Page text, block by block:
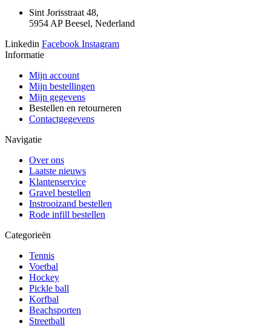
Sint Jorisstraat 48,
5954 AP Beesel, Nederland
Linkedin Facebook Instagram
Informatie
Mijn account
Mijn bestellingen
Mijn gegevens
Bestellen en retourneren
Contactgegevens
Navigatie
Over ons
Laatste nieuws
Klantenservice
Gravel bestellen
Instrooizand bestellen
Rode infill bestellen
Categorieën
Tennis
Voetbal
Hockey
Pickle ball
Korfbal
Beachsporten
Streetball